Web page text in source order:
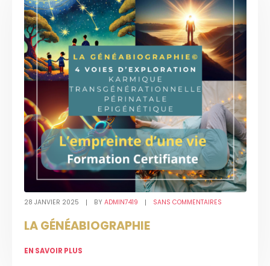
28 JANVIER 2025 BY ADMIN7419 SANS COMMENTAIRES
LA GÉNÉABIOGRAPHIE
EN SAVOIR PLUS